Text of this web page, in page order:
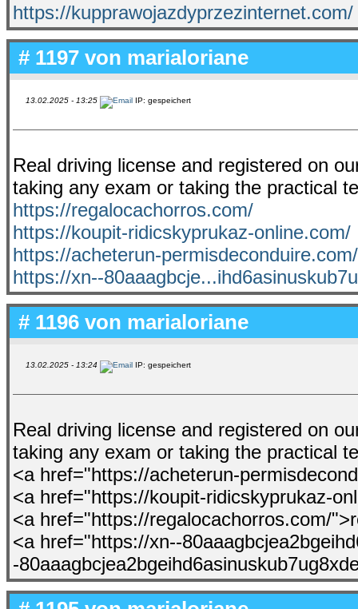
https://kupprawojazdyprzezinternet.com/
# 1197 von marialoriane
13.02.2025 - 13:25 IP: gespeichert
Real driving license and registered on
taking any exam or taking the practical
https://regalocachorros.com/
https://koupit-ridicskyprukaz-online.com/
https://acheterun-permisdeconduire.com/
https://xn--
# 1196 von marialoriane
13.02.2025 - 13:24 IP: gespeichert
Real driving license and registered on
taking any exam or taking the practical
<a href="https://acheterun-
<a href="https://koupit-ridicskyprukaz-
<a href="https://regalocachorros.com/
<a href="https://xn--
-